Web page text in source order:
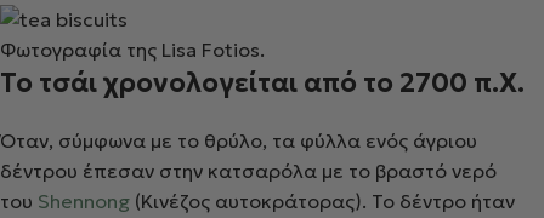
Φωτογραφία της Lisa Fotios.
Το τσάι χρονολογείται από το 2700 π.Χ.
Όταν, σύμφωνα με το θρύλο, τα φύλλα ενός άγριου
δέντρου έπεσαν στην κατσαρόλα με το βραστό νερό
του Shennong (Κινέζος αυτοκράτορας). Το δέντρο ήταν